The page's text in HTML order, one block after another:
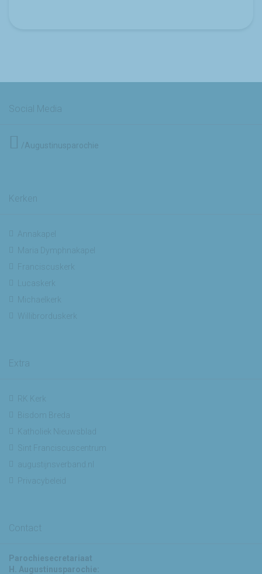
Social Media
/Augustinusparochie
Kerken
Annakapel
Maria Dymphnakapel
Franciscuskerk
Lucaskerk
Michaelkerk
Willibrorduskerk
Extra
RK Kerk
Bisdom Breda
Katholiek Nieuwsblad
Sint Franciscuscentrum
augustijnsverband.nl
Privacybeleid
Contact
Parochiesecretariaat
H. Augustinusparochie: